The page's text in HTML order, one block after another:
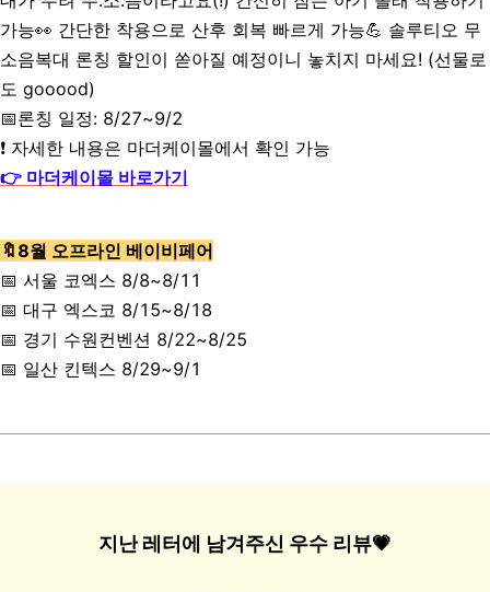
가능👀 간단한 착용으로 산후 회복 빠르게 가능💪 솔루티오 무
소음복대 론칭 할인이 쏟아질 예정이니 놓치지 마세요! (선물로
도 gooood)
📅론칭 일정: 8/27~9/2
❗ 자세한 내용은 마더케이몰에서 확인 가능
👉 마더케이몰 바로가기
🔖8월 오프라인 베이비페어
📅 서울 코엑스 8/8~8/11
📅 대구 엑스코 8/15~8/18
📅 경기 수원컨벤션 8/22~8/25
📅 일산 킨텍스 8/29~9/1
지난 레터에 남겨주신 우수 리뷰💗